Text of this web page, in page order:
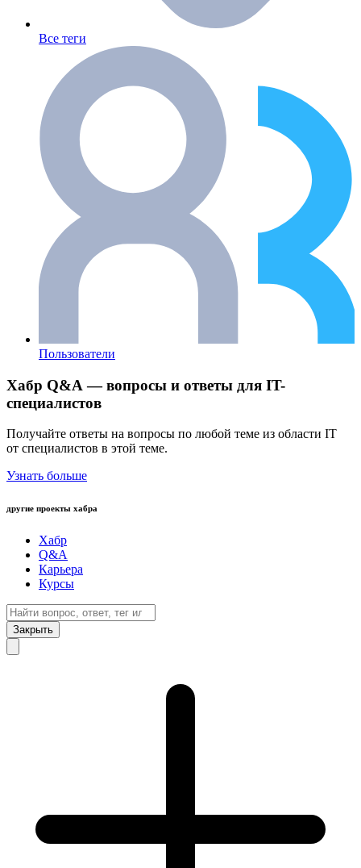
Все теги
Пользователи
Хабр Q&A — вопросы и ответы для IT-
специалистов
Получайте ответы на вопросы по любой теме из области IT
от специалистов в этой теме.
Узнать больше
другие проекты хабра
Хабр
Q&A
Карьера
Курсы
Закрыть